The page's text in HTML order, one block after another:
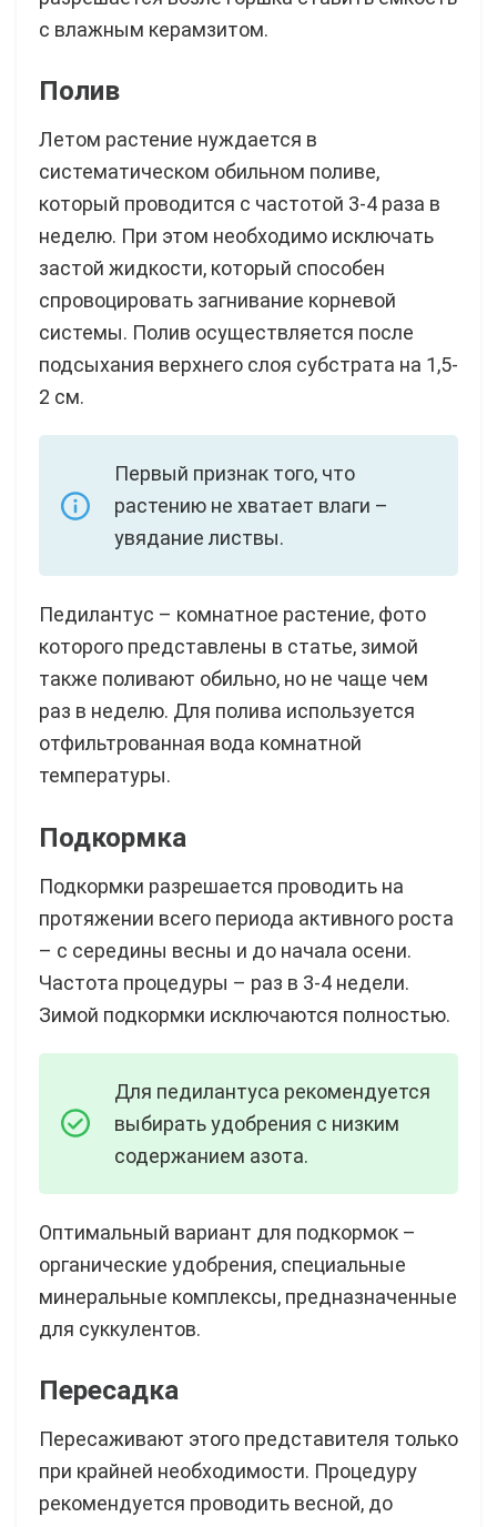
с влажным керамзитом.
Полив
Летом растение нуждается в
систематическом обильном поливе,
который проводится с частотой 3-4 раза в
неделю. При этом необходимо исключать
застой жидкости, который способен
спровоцировать загнивание корневой
системы. Полив осуществляется после
подсыхания верхнего слоя субстрата на 1,5-
2 см.
Первый признак того, что
растению не хватает влаги –
увядание листвы.
Педилантус – комнатное растение, фото
которого представлены в статье, зимой
также поливают обильно, но не чаще чем
раз в неделю. Для полива используется
отфильтрованная вода комнатной
температуры.
Подкормка
Подкормки разрешается проводить на
протяжении всего периода активного роста
– с середины весны и до начала осени.
Частота процедуры – раз в 3-4 недели.
Зимой подкормки исключаются полностью.
Для педилантуса рекомендуется
выбирать удобрения с низким
содержанием азота.
Оптимальный вариант для подкормок –
органические удобрения, специальные
минеральные комплексы, предназначенные
для суккулентов.
Пересадка
Пересаживают этого представителя только
при крайней необходимости. Процедуру
рекомендуется проводить весной, до